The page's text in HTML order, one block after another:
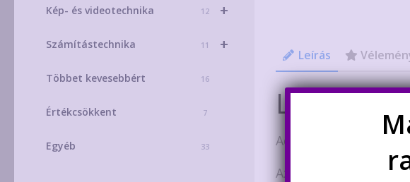
Leírás
Leírás
Adatlap:
Az ár 5 darabra
+
Kép- és videotechnika 12
+
Számítástechnika 11
Többet kevesebbért 16
Értékcsökkent 7
Egyéb 33